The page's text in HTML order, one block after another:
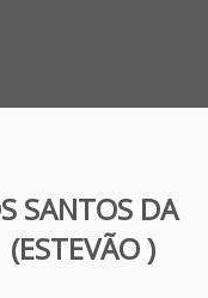
SANTOS DA
(ESTEVÃO )